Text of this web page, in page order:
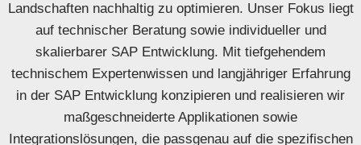
Landschaften nachhaltig zu optimieren. Unser Fokus liegt
auf technischer Beratung sowie individueller und
skalierbarer SAP Entwicklung. Mit tiefgehendem
technischem Expertenwissen und langjähriger Erfahrung
in der SAP Entwicklung konzipieren und realisieren wir
maßgeschneiderte Applikationen sowie
Integrationslösungen, die passgenau auf die spezifischen